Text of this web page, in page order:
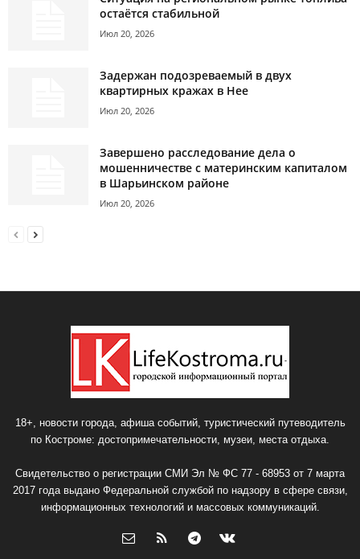
остаётся стабильной
Июл 20, 2026
Задержан подозреваемый в двух
квартирных кражах в Нее
Июл 20, 2026
Завершено расследование дела о
мошенничестве с материнским капиталом
в Шарьинском районе
Июл 20, 2026
18+, новости города, афиша событий, туристический путеводитель
по Костроме: достопримечательности, музеи, места отдыха.
Свидетельство о регистрации СМИ Эл № ФС 77 - 68953 от 7 марта
2017 года выдано Федеральной службой по надзору в сфере связи,
информационных технологий и массовых коммуникаций.